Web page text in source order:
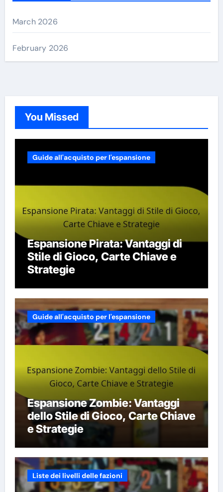
March 2026
February 2026
You Missed
Guide all'acquisto per l'espansione
Espansione Pirata: Vantaggi di
Stile di Gioco, Carte Chiave e
Strategie
Guide all'acquisto per l'espansione
Espansione Zombie: Vantaggi
dello Stile di Gioco, Carte Chiave
e Strategie
Liste dei livelli delle fazioni